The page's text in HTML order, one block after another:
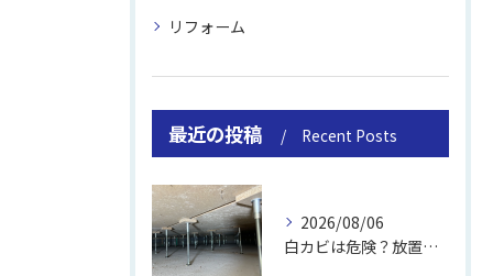
リフォーム
最近の投稿 Recent Posts
2026/08/06
白カビは危険？放置のリスクと取り方